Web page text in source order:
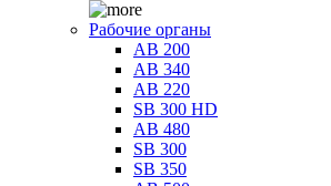
Рабочие органы
AB 200
AB 340
AB 220
SB 300 HD
AB 480
SB 300
SB 350